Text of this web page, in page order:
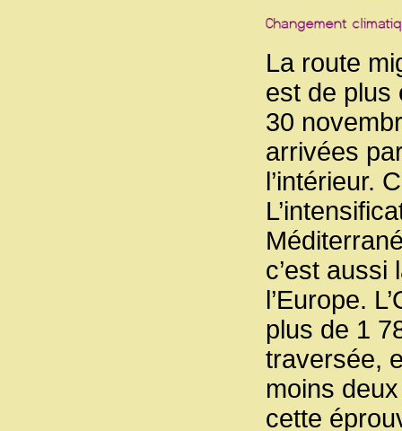
La route
est de plus
30
arrivées
l’intérieur.
c’est aussi
l’Europe.
plus de 1
traversée,
moins
cette